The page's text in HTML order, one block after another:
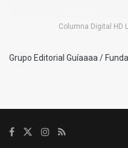
Columna Digital HD
Grupo Editorial Guíaaaa /